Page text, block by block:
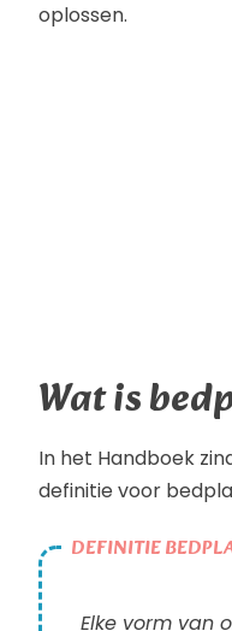
oplossen.
Wat is
In het Handboek
definitie voor
DEFINITIE
Elke vorm van